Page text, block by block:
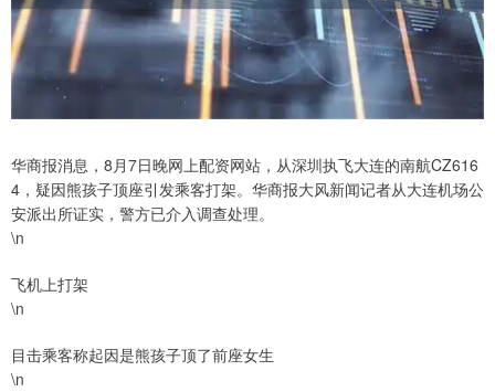
华商报消息，8月7日晚网上配资网站，从深圳执飞大连的南航CZ616
4，疑因熊孩子顶座引发乘客打架。华商报大风新闻记者从大连机场公
安派出所证实，警方已介入调查处理。
\n
飞机上打架
\n
目击乘客称起因是熊孩子顶了前座女生
\n